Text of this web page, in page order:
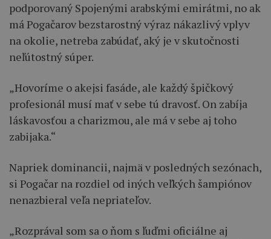
podporovaný Spojenými arabskými emirátmi, no ak
má Pogačarov bezstarostný výraz nákazlivý vplyv
na okolie, netreba zabúdať, aký je v skutočnosti
neľútostný súper.
„Hovoríme o akejsi fasáde, ale každý špičkový
profesionál musí mať v sebe tú dravosť. On zabíja
láskavosťou a charizmou, ale má v sebe aj toho
zabijaka.“
Napriek dominancii, najmä v posledných sezónach,
si Pogačar na rozdiel od iných veľkých šampiónov
nenazbieral veľa nepriateľov.
„Rozprával som sa o ňom s ľuďmi oficiálne aj